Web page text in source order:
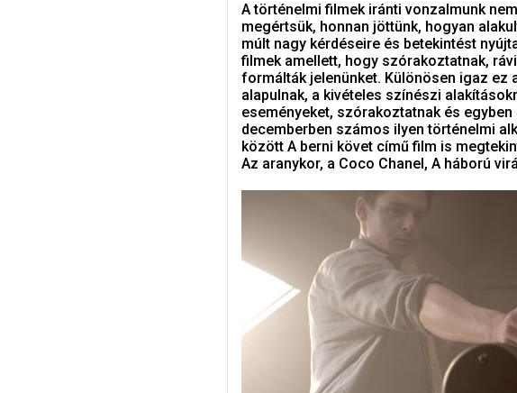
A történelmi filmek iránti vonzalmunk
megértsük, honnan jöttünk, hogyan
múlt nagy kérdéseire és betekintést
filmek amellett, hogy szórakoztatnak,
formálták jelenünket. Különösen igaz ez
alapulnak, a kivételes színészi
eseményeket, szórakoztatnak és
decemberben számos ilyen történelmi
között A berni követ című film is
Az aranykor, a Coco Chanel, A háború